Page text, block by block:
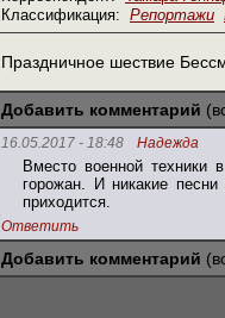
Классификация: Репортажи
Праздничное шествие
Добавить комментарий
16.05.2017 - 18:48 Надежда
Вместо военной техники
горожан. И никакие
приходится.
Ответить
Добавить комментарий